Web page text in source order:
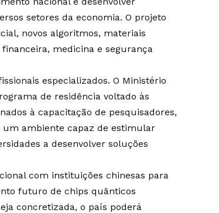
setores da economia. O projeto
novos algoritmos, materiais
medicina e segurança
especializados. O Ministério
de residência voltado às
à capacitação de pesquisadores,
um ambiente capaz de estimular
a desenvolver soluções
com instituições chinesas para
futuro de chips quânticos
concretizada, o país poderá